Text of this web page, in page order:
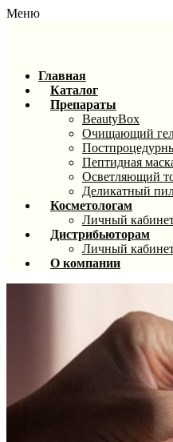
Меню
Главная
Каталог
Препараты
BeautyBox
Очищающий
Пептидная
Осветляющий
Деликатный
Косметологам
Личный
Дистрибьюторам
Личный
О компании